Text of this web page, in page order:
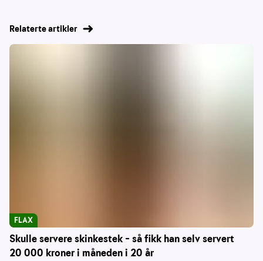
Relaterte artikler
Skulle servere skinkestek – så fikk han selv servert
20 000 kroner i måneden i 20 år
FLAX